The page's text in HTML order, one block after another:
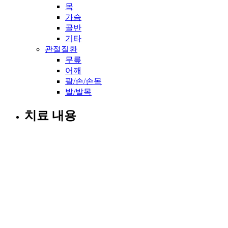
목
가슴
골반
기타
관절질환
무릎
어깨
팔/손/손목
발/발목
치료 내용